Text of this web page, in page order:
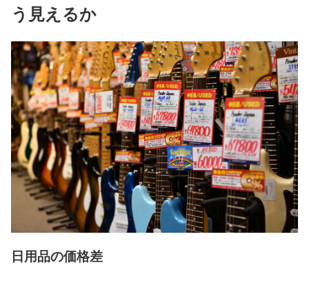
う見えるか
日用品の価格差